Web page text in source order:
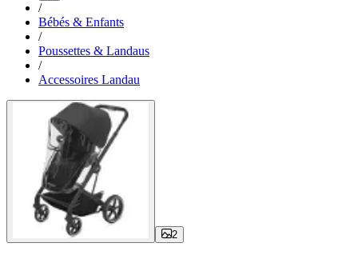
/
Bébés & Enfants
/
Poussettes & Landaus
/
Accessoires Landau
2